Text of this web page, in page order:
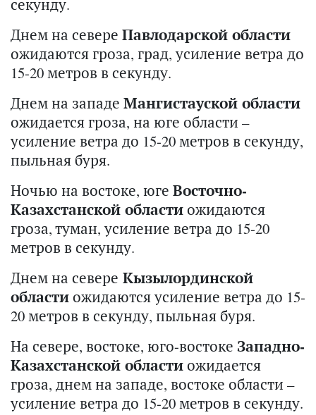
секунду.
Днем на севере Павлодарской области
ожидаются гроза, град, усиление ветра до
15-20 метров в секунду.
Днем на западе Мангистауской области
ожидается гроза, на юге области –
усиление ветра до 15-20 метров в секунду,
пыльная буря.
Ночью на востоке, юге Восточно-
Казахстанской областиожидаются
гроза, туман, усиление ветра до 15-20
метров в секунду.
Днем на севере Кызылординской
областиожидаются усиление ветра до 15-
20 метров в секунду, пыльная буря.
На севере, востоке, юго-востоке Западно-
Казахстанской областиожидается
гроза, днем на западе, востоке области –
усиление ветра до 15-20 метров в секунду.